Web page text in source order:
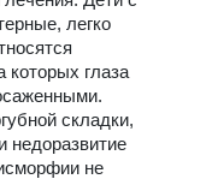
легко
которых глаза
складки,
недоразвитие
не